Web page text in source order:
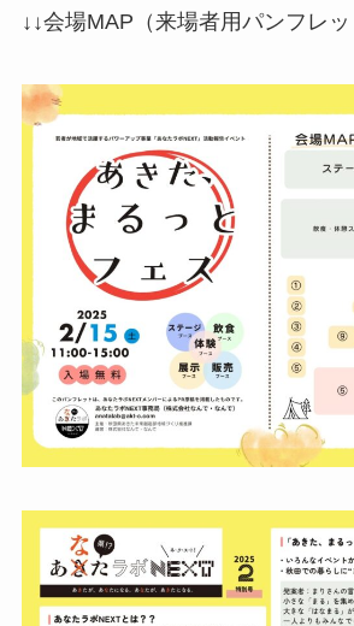
↓↓会場MAP（来場者用パンフレッ